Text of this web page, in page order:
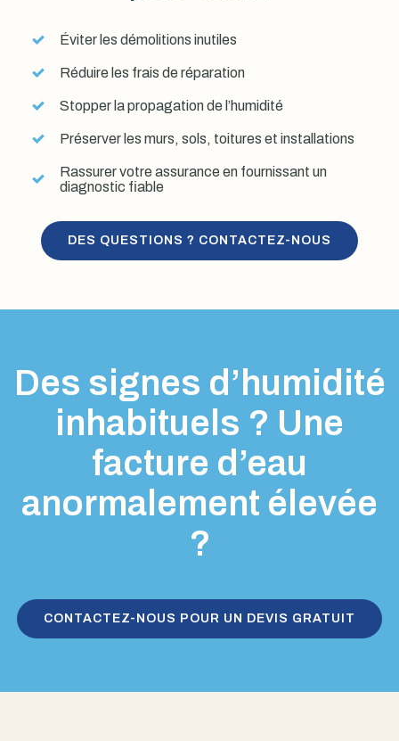
Éviter les démolitions inutiles
Réduire les frais de réparation
Stopper la propagation de l’humidité
Préserver les murs, sols, toitures et installations
Rassurer votre assurance en fournissant un
diagnostic fiable
DES QUESTIONS ? CONTACTEZ-NOUS
Des signes d’humidité
inhabituels ? Une
facture d’eau
anormalement élevée
?
CONTACTEZ-NOUS POUR UN DEVIS GRATUIT